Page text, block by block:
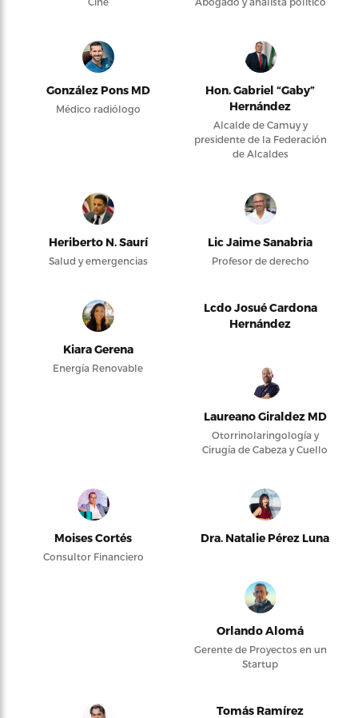
González Pons MD
Médico radiólogo
Hon. Gabriel “Gaby”
Hernández
Alcalde de Camuy y
presidente de la Federación
de Alcaldes
Heriberto N. Saurí
Salud y emergencias
Lic Jaime Sanabria
Profesor de derecho
Kiara Gerena
Energía Renovable
Lcdo Josué Cardona
Hernández
Laureano Giraldez MD
Otorrinolaringología y
Cirugía de Cabeza y Cuello
Moises Cortés
Consultor Financiero
Dra. Natalie Pérez Luna
Orlando Alomá
Gerente de Proyectos en un
Startup
Tomás Ramírez